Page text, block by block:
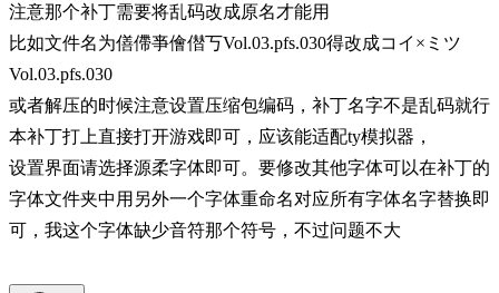
注意那个补丁需要将乱码改成原名才能用
比如文件名为僐僀亊儈僣丂Vol.03.pfs.030得改成コイ×ミツ
Vol.03.pfs.030
或者解压的时候注意设置压缩包编码，补丁名字不是乱码就行
本补丁打上直接打开游戏即可，应该能适配ty模拟器，
设置界面请选择源柔字体即可。要修改其他字体可以在补丁的
字体文件夹中用另外一个字体重命名对应所有字体名字替换即
可，我这个字体缺少音符那个符号，不过问题不大